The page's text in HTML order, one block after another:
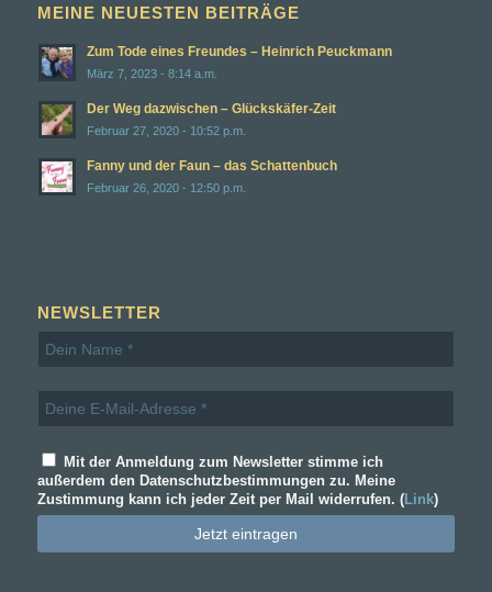
MEINE NEUESTEN BEITRÄGE
Zum Tode eines Freundes – Heinrich Peuckmann
März 7, 2023 - 8:14 a.m.
Der Weg dazwischen – Glückskäfer-Zeit
Februar 27, 2020 - 10:52 p.m.
Fanny und der Faun – das Schattenbuch
Februar 26, 2020 - 12:50 p.m.
NEWSLETTER
Mit der Anmeldung zum Newsletter stimme ich
außerdem den Datenschutzbestimmungen zu. Meine
Zustimmung kann ich jeder Zeit per Mail widerrufen. (Link)